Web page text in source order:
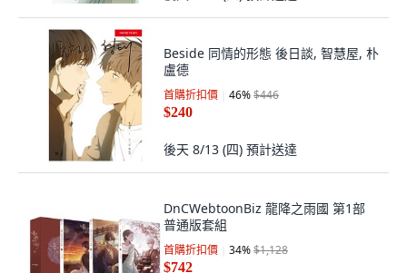
後天 8/13 (四)預計送達
Beside 同情的形態 後日談, 智慧屋, 朴
盧德
首購折扣價
後天 8/13 (四)預計送達
DnCWebtoonBiz 龍降之雨國 第1部
普通版套組